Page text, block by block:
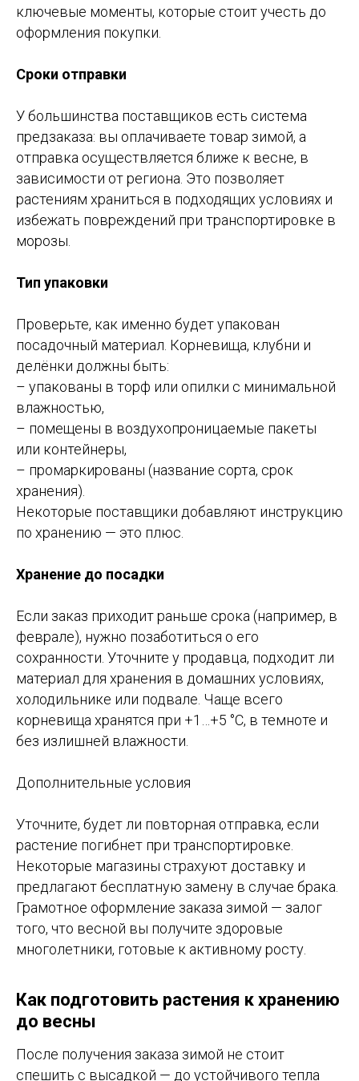
ключевые моменты, которые стоит учесть до
оформления покупки.
Сроки отправки
У большинства поставщиков есть система
предзаказа: вы оплачиваете товар зимой, а
отправка осуществляется ближе к весне, в
зависимости от региона. Это позволяет
растениям храниться в подходящих условиях и
избежать повреждений при транспортировке в
морозы.
Тип упаковки
Проверьте, как именно будет упакован
посадочный материал. Корневища, клубни и
делёнки должны быть:
– упакованы в торф или опилки с минимальной
влажностью,
– помещены в воздухопроницаемые пакеты
или контейнеры,
– промаркированы (название сорта, срок
хранения).
Некоторые поставщики добавляют инструкцию
по хранению — это плюс.
Хранение до посадки
Если заказ приходит раньше срока (например, в
феврале), нужно позаботиться о его
сохранности. Уточните у продавца, подходит ли
материал для хранения в домашних условиях,
холодильнике или подвале. Чаще всего
корневища хранятся при +1…+5 °C, в темноте и
без излишней влажности.
Дополнительные условия
Уточните, будет ли повторная отправка, если
растение погибнет при транспортировке.
Некоторые магазины страхуют доставку и
предлагают бесплатную замену в случае брака.
Грамотное оформление заказа зимой — залог
того, что весной вы получите здоровые
многолетники, готовые к активному росту.
Как подготовить растения к хранению
до весны
После получения заказа зимой не стоит
спешить с высадкой — до устойчивого тепла